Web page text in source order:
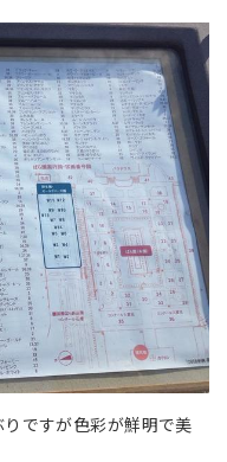
ですが色彩が鮮明で美